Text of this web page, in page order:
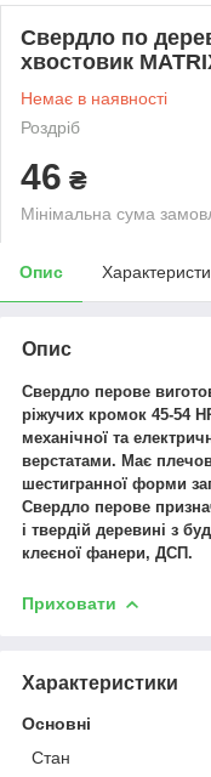
Свердло по
хвостовик
Немає в наявності
Роздріб
46 ₴
Мінімальна сума
Опис
Опис
Свердло перове
ріжучих кромок 45-54
механічної та
верстатами. Має
шестигранної форми
Свердло перове
і твердій деревині з
клеєної фанери, ДСП.
Приховати
Характеристики
Основні
Стан